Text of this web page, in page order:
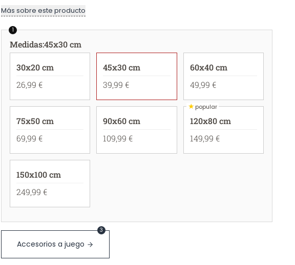
Más sobre este producto
1
Medidas:45x30 cm
30x20 cm
26,99 €
45x30 cm
39,99 €
60x40 cm
49,99 €
75x50 cm
69,99 €
90x60 cm
109,99 €
★popular
120x80 cm
149,99 €
150x100 cm
249,99 €
Accesorios a juego
3